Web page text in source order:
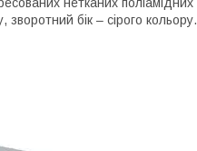
бік – сірого кольору.